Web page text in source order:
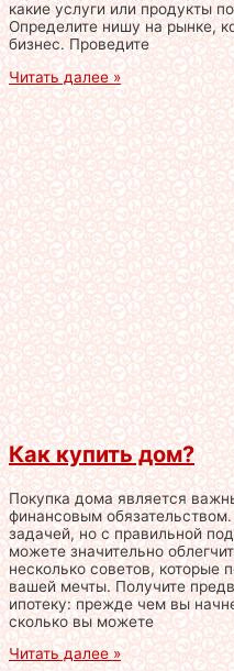
какие услуги или продукты
Определите нишу на рынке,
бизнес. Проведите
Читать далее »
Как купить дом?
Покупка дома является
финансовым
задачей, но с правильной
можете значительно
несколько советов, которые
вашей мечты. Получите
ипотеку: прежде чем вы
сколько вы можете
Читать далее »